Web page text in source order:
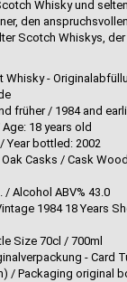
Whisky und
den
Scotch Whiskys, der
Whisky -
früher / 1984 and
18 years old
Year bottled: 2002
Casks / Cask
/ Alcohol ABV% 43.0
1984 18 Years
Size 70cl / 700ml
- Card
/ Packaging original